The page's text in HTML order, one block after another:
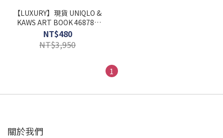
【LUXURY】現貨 UNIQLO &
KAWS ART BOOK 468780
ART 聯名代購 原版英文藝術
書 書籍 全球限量
NT$480
NT$3,950
1
關於我們